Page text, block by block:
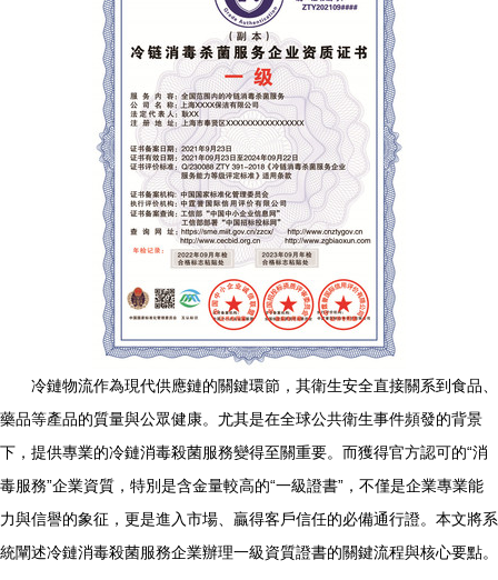
冷鏈物流作為現代供應鏈的關鍵環節，其衛生安全直接關系到食品、
藥品等產品的質量與公眾健康。尤其是在全球公共衛生事件頻發的背景
下，提供專業的冷鏈消毒殺菌服務變得至關重要。而獲得官方認可的“消
毒服務”企業資質，特別是含金量較高的“一級證書”，不僅是企業專業能
力與信譽的象征，更是進入市場、贏得客戶信任的必備通行證。本文將系
統闡述冷鏈消毒殺菌服務企業辦理一級資質證書的關鍵流程與核心要點。